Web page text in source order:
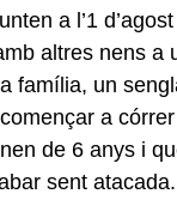
a l’1
altres nens a
família, un
a
de 6 anys i
sent atacada.